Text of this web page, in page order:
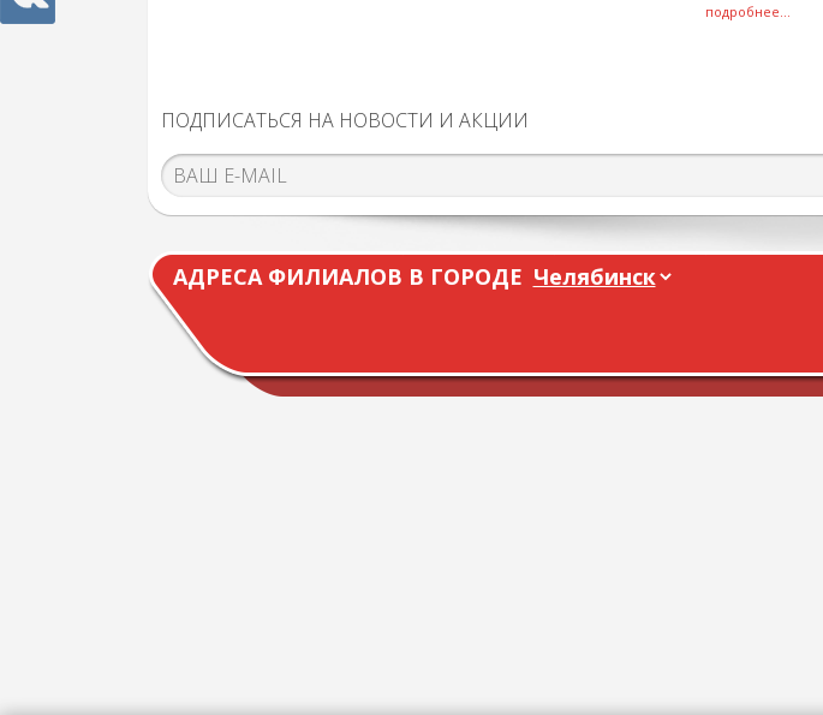
подробнее...
ПОДПИСАТЬСЯ НА НОВОСТИ И АКЦИИ
АДРЕСА ФИЛИАЛОВ В ГОРОДЕ